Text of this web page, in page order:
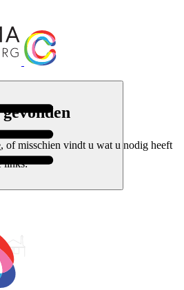
, of misschien vindt u wat u nodig heeft
links: